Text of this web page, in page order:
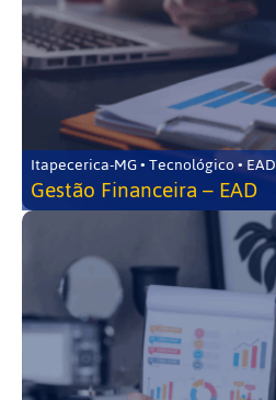
Itapecerica-MG • Tecnológico • EAD
Gestão Financeira – EAD